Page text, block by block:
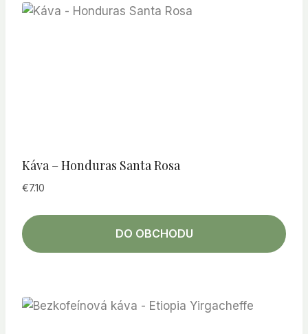
Káva – Honduras Santa Rosa
€7.10
DO OBCHODU